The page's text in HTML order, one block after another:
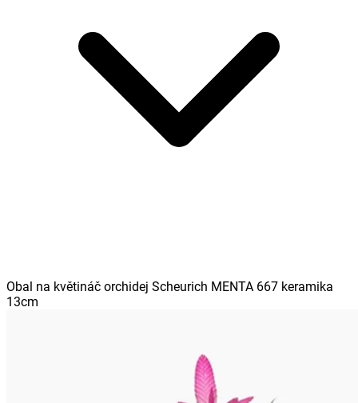
Obal na květináč orchidej Scheurich MENTA 667 keramika
13cm